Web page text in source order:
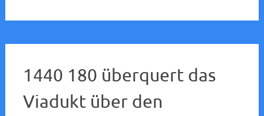
1440 180 überquert das
Viadukt über den